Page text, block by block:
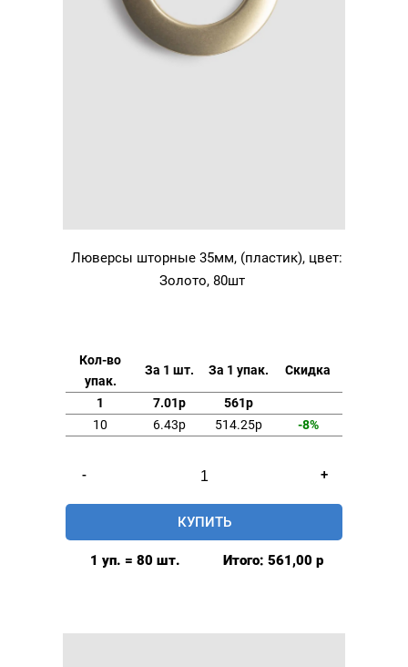
Люверсы шторные 35мм, (пластик), цвет:
Золото, 80шт
Кол-во
упак.
За 1 шт. За 1 упак. Скидка
1 7.01р
561р
10
6.43р 514.25р -8%
-
товара
Люверсы
шторные
+
КУПИТЬ
1 уп. = 80 шт. Итого: 561,00 р